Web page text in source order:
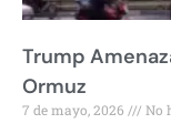
Trump
Ormuz
7 de mayo, 2026 No